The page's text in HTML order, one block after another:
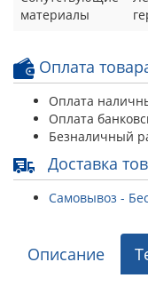
материалы
Оплата
Оплата
Оплата
Безналичный
Доставка
Самовывоз -
Описание